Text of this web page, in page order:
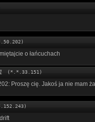
o łańcuchach
(*.*.33.151)
Proszę cię. Jakoś ja nie mam